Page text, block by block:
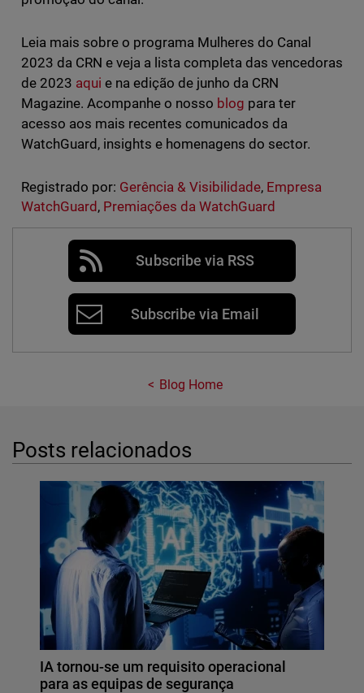
Leia mais sobre o programa Mulheres do Canal
2023 da CRN e veja a lista completa das vencedoras
de 2023 aqui e na edição de junho da CRN
Magazine. Acompanhe o nosso blog para ter
acesso aos mais recentes comunicados da
WatchGuard, insights e homenagens do sector.
Registrado por: Gerência & Visibilidade, Empresa
WatchGuard , Premiações da WatchGuard
Subscribe via RSS
Subscribe via Email
Blog Home
Posts relacionados
IA tornou-se um requisito operacional
para as equipas de segurança